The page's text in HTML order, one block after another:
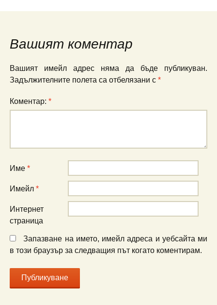
в
публикациите
Вашият коментар
Вашият имейл адрес няма да бъде публикуван.
Задължителните полета са отбелязани с *
Коментар: *
Име *
Имейл *
Интернет
страница
Запазване на името, имейл адреса и уебсайта ми
в този браузър за следващия път когато коментирам.